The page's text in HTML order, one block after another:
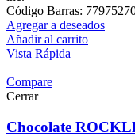
Código Barras:
Agregar a deseados
Añadir al carrito
Vista Rápida
Compare
Cerrar
Chocolate